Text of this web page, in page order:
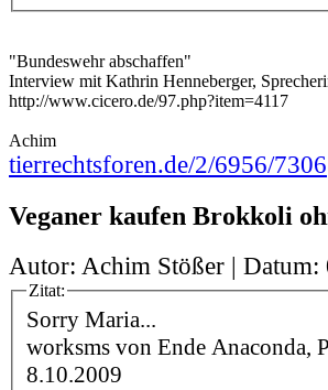
"Bundeswehr abschaffen"
Interview mit Kathrin Henneberger,
http://www.cicero.de/97.php?item=4117
Achim
tierrechtsforen.de/2/6956/7306
Veganer kaufen Brokkoli
Autor: Achim Stößer | Datum:
Zitat:
Sorry Maria...
worksms von Ende Anaconda,
8.10.2009